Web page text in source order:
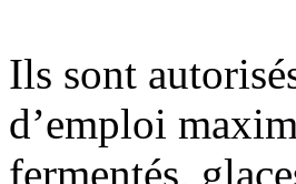
Ils sont
d’emploi
fermentés,